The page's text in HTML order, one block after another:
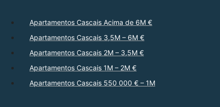
Apartamentos Cascais Acima de 6M €
Apartamentos Cascais 3,5M – 6M €
Apartamentos Cascais 2M – 3,5M €
Apartamentos Cascais 1M – 2M €
Apartamentos Cascais 550 000 € – 1M